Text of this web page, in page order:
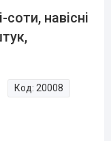
соти, навісні
Код: 20008